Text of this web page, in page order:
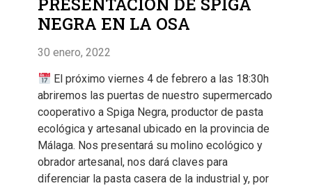
NEGRA EN LA OSA
30 enero, 2022
El próximo viernes 4 de febrero a las 18:30h
abriremos las puertas de nuestro supermercado
cooperativo a Spiga Negra, productor de pasta
ecológica y artesanal ubicado en la provincia de
Málaga. Nos presentará su molino ecológico y
obrador artesanal, nos dará claves para
diferenciar la pasta casera de la industrial y, por